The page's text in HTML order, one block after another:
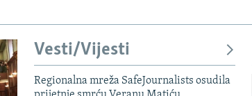
Vesti/Vijesti
Regionalna mreža SafeJournalists osudila